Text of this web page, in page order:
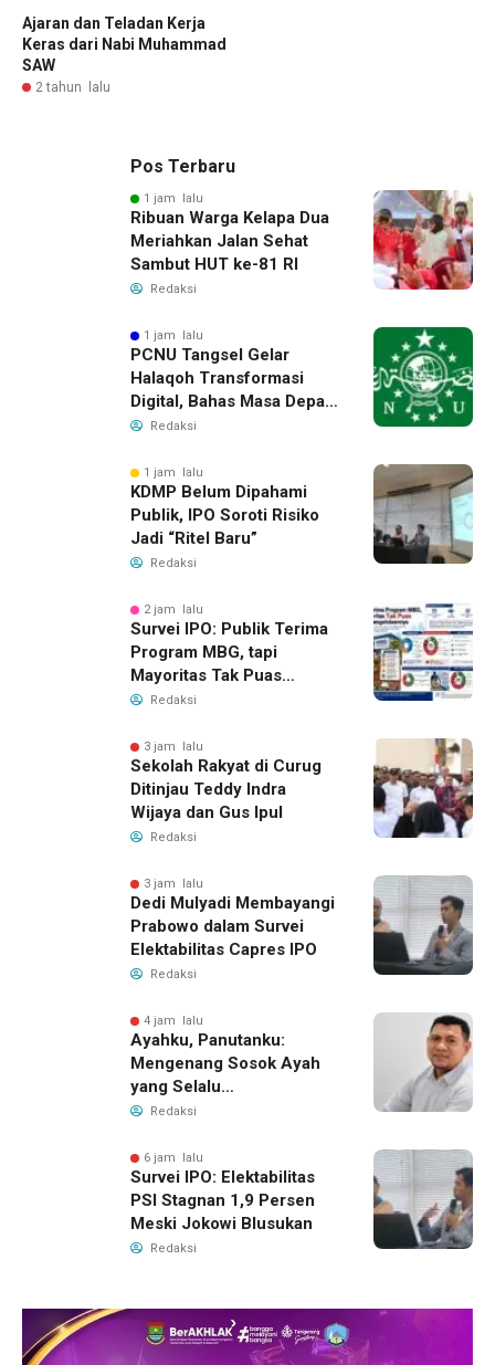
Ajaran dan Teladan Kerja
Keras dari Nabi Muhammad
SAW
2 tahun lalu
Pos Terbaru
1 jam lalu
Ribuan Warga Kelapa Dua
Meriahkan Jalan Sehat
Sambut HUT ke-81 RI
Redaksi
1 jam lalu
PCNU Tangsel Gelar
Halaqoh Transformasi
Digital, Bahas Masa Depan
NU di Era Disrupsi
Redaksi
1 jam lalu
KDMP Belum Dipahami
Publik, IPO Soroti Risiko
Jadi “Ritel Baru”
Redaksi
2 jam lalu
Survei IPO: Publik Terima
Program MBG, tapi
Mayoritas Tak Puas
dengan Pengelolaannya
Redaksi
3 jam lalu
Sekolah Rakyat di Curug
Ditinjau Teddy Indra
Wijaya dan Gus Ipul
Redaksi
3 jam lalu
Dedi Mulyadi Membayangi
Prabowo dalam Survei
Elektabilitas Capres IPO
Redaksi
4 jam lalu
Ayahku, Panutanku:
Mengenang Sosok Ayah
yang Selalu
Membersamaiku
Redaksi
6 jam lalu
Survei IPO: Elektabilitas
PSI Stagnan 1,9 Persen
Meski Jokowi Blusukan
Redaksi